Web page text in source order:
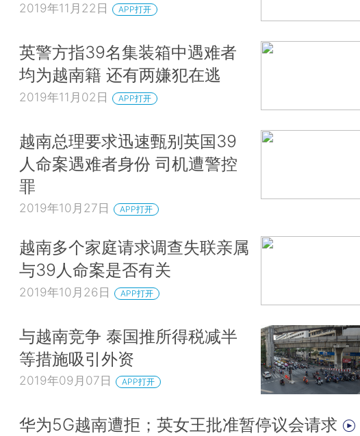
2019年11月22日 APP打开
英警方指39名集装箱中遇难者
均为越南籍 还有两嫌犯在逃
2019年11月02日 APP打开
越南总理要求迅速甄别英国39
人命案遇难者身份 司机遭警控
罪
2019年10月27日 APP打开
越南多个家庭请求调查失联亲属
与39人命案是否有关
2019年10月26日 APP打开
与越南竞争 泰国推所得税减半
等措施吸引外资
2019年09月07日 APP打开
华为5G越南遭拒；英女王批准暂停议会请求